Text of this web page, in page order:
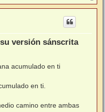
r
r
versión sánscrita
acumulado en ti
en ti.
camino entre ambas